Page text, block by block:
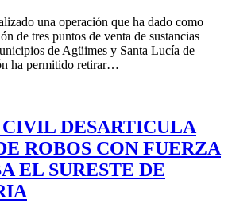
una operación que ha dado como
de tres puntos de venta de sustancias
de Agüimes y Santa Lucía de
ha permitido retirar…
DESARTICULA
ROBOS CON FUERZA
EL SURESTE DE